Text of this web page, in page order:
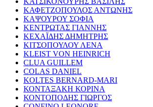
ΚΑΦΕΤΖΟΠΟΥΛΟΣ ΑΝΤΩΝΗΣ
ΚΑΨΟΥΡΟΥ ΣΟΦΙΑ
ΚΕΝΤΡΩΤΑΣ ΓΙΑΝΝΗΣ
ΚΕΧΑΪΔΗΣ ΔΗΜΗΤΡΗΣ
ΚΙΤΣΟΠΟΥΛΟΥ ΛΕΝΑ
KLEIST VON HEINRICH
CLUA GUILLEM
COLAS DANIEL
KOLTES BERNARD-MARI
ΚΟΝΤΑΞΑΚΗ ΚΟΡΙΝΑ
ΚΟΝΤΟΠΟΔΗΣ ΓΙΩΡΓΟΣ